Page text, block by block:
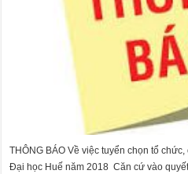
THÔNG BÁO Về việc tuyển chọn tổ
Đại học Huế năm 2018 Căn cứ vào